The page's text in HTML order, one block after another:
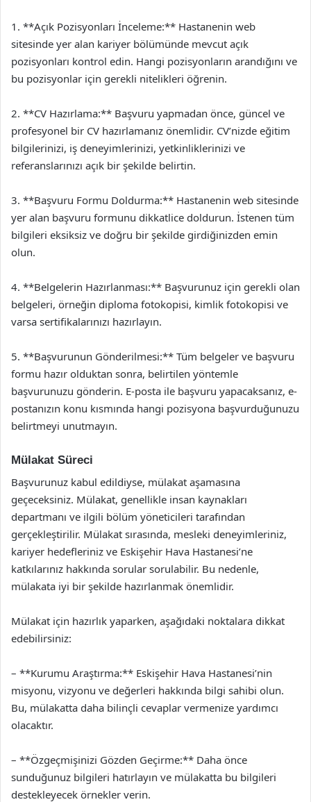
1. **Açık Pozisyonları İnceleme:** Hastanenin web
sitesinde yer alan kariyer bölümünde mevcut açık
pozisyonları kontrol edin. Hangi pozisyonların arandığını ve
bu pozisyonlar için gerekli nitelikleri öğrenin.
2. **CV Hazırlama:** Başvuru yapmadan önce, güncel ve
profesyonel bir CV hazırlamanız önemlidir. CV’nizde eğitim
bilgilerinizi, iş deneyimlerinizi, yetkinliklerinizi ve
referanslarınızı açık bir şekilde belirtin.
3. **Başvuru Formu Doldurma:** Hastanenin web sitesinde
yer alan başvuru formunu dikkatlice doldurun. İstenen tüm
bilgileri eksiksiz ve doğru bir şekilde girdiğinizden emin
olun.
4. **Belgelerin Hazırlanması:** Başvurunuz için gerekli olan
belgeleri, örneğin diploma fotokopisi, kimlik fotokopisi ve
varsa sertifikalarınızı hazırlayın.
5. **Başvurunun Gönderilmesi:** Tüm belgeler ve başvuru
formu hazır olduktan sonra, belirtilen yöntemle
başvurunuzu gönderin. E-posta ile başvuru yapacaksanız, e-
postanızın konu kısmında hangi pozisyona başvurduğunuzu
belirtmeyi unutmayın.
Mülakat Süreci
Başvurunuz kabul edildiyse, mülakat aşamasına
geçeceksiniz. Mülakat, genellikle insan kaynakları
departmanı ve ilgili bölüm yöneticileri tarafından
gerçekleştirilir. Mülakat sırasında, mesleki deneyimleriniz,
kariyer hedefleriniz ve Eskişehir Hava Hastanesi’ne
katkılarınız hakkında sorular sorulabilir. Bu nedenle,
mülakata iyi bir şekilde hazırlanmak önemlidir.
Mülakat için hazırlık yaparken, aşağıdaki noktalara dikkat
edebilirsiniz:
– **Kurumu Araştırma:** Eskişehir Hava Hastanesi’nin
misyonu, vizyonu ve değerleri hakkında bilgi sahibi olun.
Bu, mülakatta daha bilinçli cevaplar vermenize yardımcı
olacaktır.
– **Özgeçmişinizi Gözden Geçirme:** Daha önce
sunduğunuz bilgileri hatırlayın ve mülakatta bu bilgileri
destekleyecek örnekler verin.